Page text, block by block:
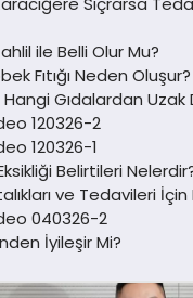
ile Belli Olur Mu?
Fıtığı Neden Oluşur?
Gıdalardan Uzak
120326-2
120326-1
Belirtileri
ve Tedavileri
040326-2
İyileşir Mi?